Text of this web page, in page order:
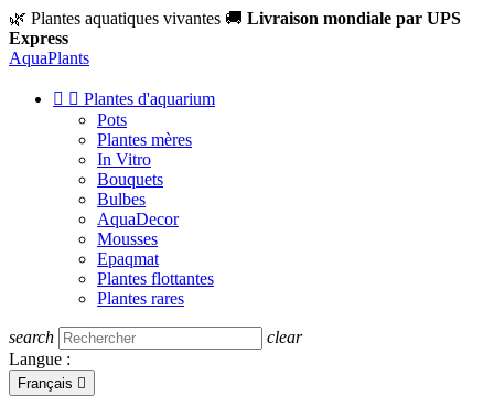
🌿 Plantes aquatiques vivantes 🚚 Livraison mondiale par UPS
Express
AquaPlants
  Plantes d'aquarium
Pots
Plantes mères
In Vitro
Bouquets
Bulbes
AquaDecor
Mousses
Epaqmat
Plantes flottantes
Plantes rares
search
clear
Langue :
Français 